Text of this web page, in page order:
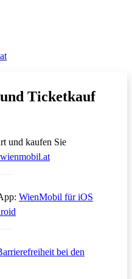
Ticketkauf
und kaufen Sie
Öffnet in einem
WienMobil für iOS
bei den